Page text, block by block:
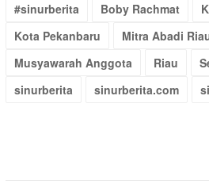
#sinurberita
Boby Rachmat
Kota Pekanbaru
Mitra Abadi
Musyawarah Anggota
Riau
sinurberita
sinurberita.com